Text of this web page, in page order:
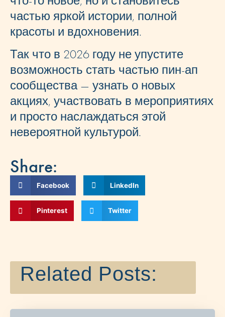
частью яркой истории, полной
красоты и вдохновения.
Так что в 2026 году не упустите
возможность стать частью пин-ап
сообщества — узнать о новых
акциях, участвовать в мероприятиях
и просто наслаждаться этой
невероятной культурой.
Share:
Facebook LinkedIn
Pinterest Twitter
Related Posts: